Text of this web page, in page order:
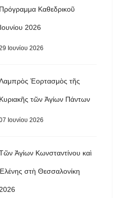
Πρόγραμμα Καθεδρικοῦ
2026
Ιουνίου 2026
Ἑορτασμὸς τῆς
Κυριακῆς τῶν Ἁγίων Πάντων
Ιουνίου 2026
Ἁγίων Κωνσταντίνου καὶ
στὴ Θεσσαλονίκη
2026